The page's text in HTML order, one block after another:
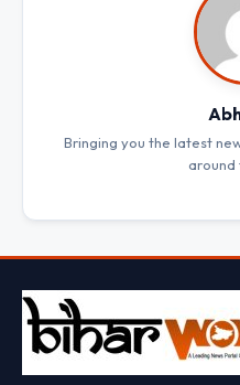
Bringing you the latest
around